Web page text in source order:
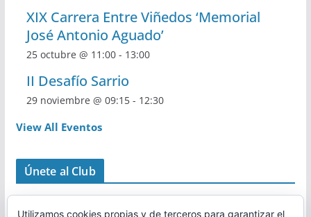
XIX Carrera Entre Viñedos ‘Memorial
José Antonio Aguado’
25 octubre @ 11:00- 13:00
II Desafío Sarrio
29 noviembre @ 09:15- 12:30
View All Eventos
Únete al Club
Utilizamos cookies propias y de terceros para garantizar el